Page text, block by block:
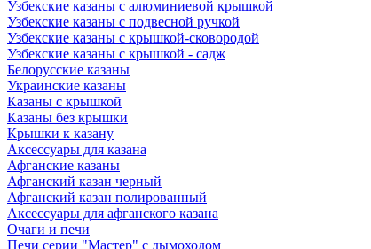
Узбекские казаны с алюминиевой крышкой
Узбекские казаны с подвесной ручкой
Узбекские казаны с крышкой-сковородой
Узбекские казаны с крышкой - садж
Белорусские казаны
Украинские казаны
Казаны с крышкой
Казаны без крышки
Крышки к казану
Аксессуары для казана
Афганские казаны
Афганский казан черный
Афганский казан полированный
Аксессуары для афганского казана
Очаги и печи
Печи серии "Мастер" с дымоходом